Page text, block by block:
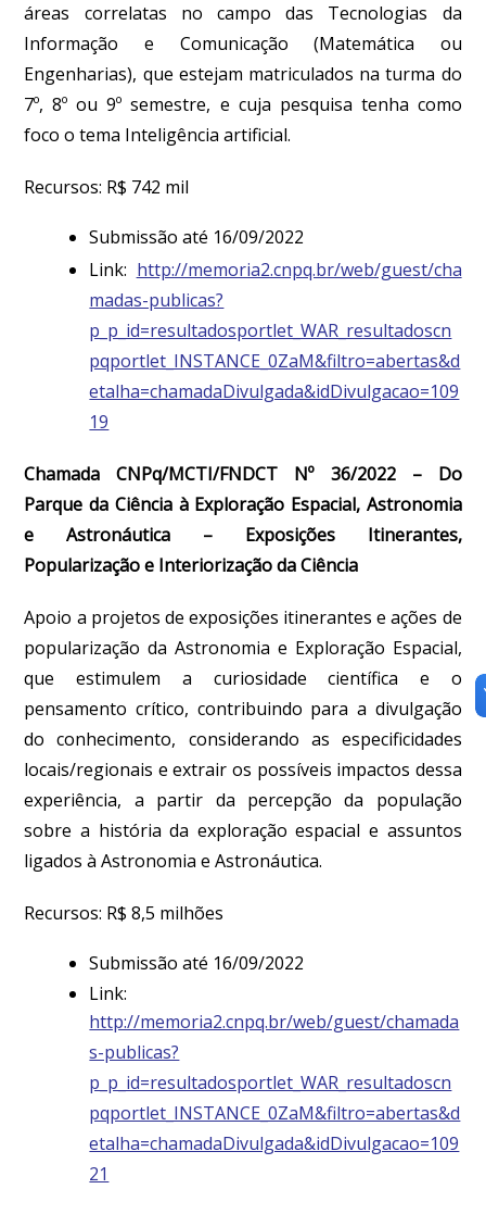
áreas correlatas no campo das Tecnologias da
Informação e Comunicação (Matemática ou
Engenharias), que estejam matriculados na turma do
7º, 8º ou 9º semestre, e cuja pesquisa tenha como
foco o tema Inteligência artificial.
Recursos: R$ 742 mil
Submissão até 16/09/2022
Link: http://memoria2.cnpq.br/web/guest/cha
madas-publicas?
p_p_id=resultadosportlet_WAR_resultadoscn
pqportlet_INSTANCE_0ZaM&filtro=abertas&d
etalha=chamadaDivulgada&idDivulgacao=109
19
Chamada CNPq/MCTI/FNDCT Nº 36/2022 – Do
Parque da Ciência à Exploração Espacial, Astronomia
e Astronáutica – Exposições Itinerantes,
Popularização e Interiorização da Ciência
Apoio a projetos de exposições itinerantes e ações de
popularização da Astronomia e Exploração Espacial,
que estimulem a curiosidade científica e o
pensamento crítico, contribuindo para a divulgação
do conhecimento, considerando as especificidades
locais/regionais e extrair os possíveis impactos dessa
experiência, a partir da percepção da população
sobre a história da exploração espacial e assuntos
ligados à Astronomia e Astronáutica.
Recursos: R$ 8,5 milhões
Submissão até 16/09/2022
Link:
http://memoria2.cnpq.br/web/guest/chamada
s-publicas?
p_p_id=resultadosportlet_WAR_resultadoscn
pqportlet_INSTANCE_0ZaM&filtro=abertas&d
etalha=chamadaDivulgada&idDivulgacao=109
21